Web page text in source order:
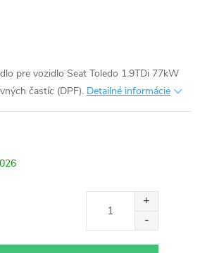
pre vozidlo Seat Toledo 1.9TDi 77kW
častíc (DPF). Detailné informácie